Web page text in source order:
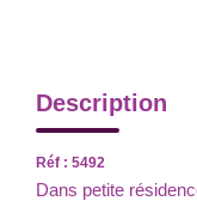
Description
Réf : 5492
Dans petite